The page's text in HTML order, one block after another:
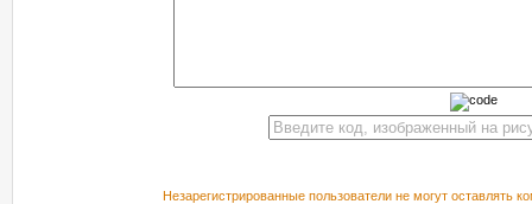
Незарегистрированные пользователи не могут оставлять